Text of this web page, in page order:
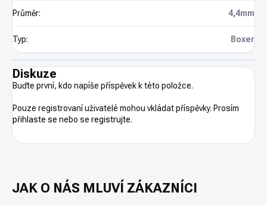
Průměr: 4,4mm
Typ: Boxer
Diskuze
Buďte první, kdo napíše příspěvek k této položce.
Pouze registrovaní uživatelé mohou vkládat příspěvky. Prosím
přihlaste se nebo se registrujte.